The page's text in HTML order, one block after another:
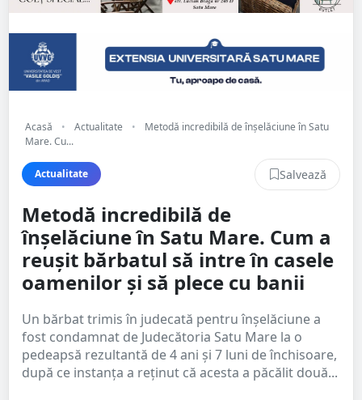
Acasă • Actualitate •
Metodă incredibilă de înșelăciune în Satu
Mare. Cu...
Actualitate Salvează
Metodă incredibilă de
înșelăciune în Satu Mare. Cum a
reușit bărbatul să intre în casele
oamenilor și să plece cu banii
Un bărbat trimis în judecată pentru înșelăciune a
fost condamnat de Judecătoria Satu Mare la o
pedeapsă rezultantă de 4 ani și 7 luni de închisoare,
după ce instanța a reținut că acesta a păcălit două...